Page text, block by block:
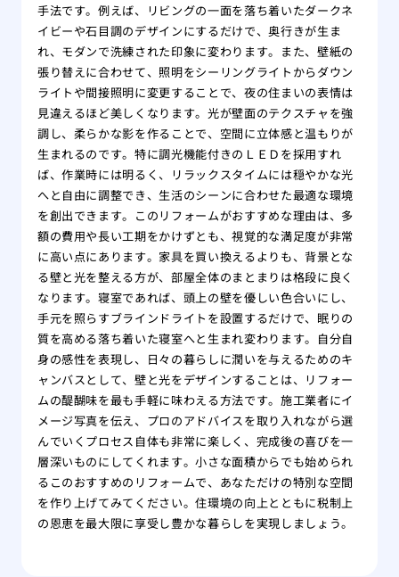
手法です。例えば、リビングの一面を落ち着いたダークネ
イビーや石目調のデザインにするだけで、奥行きが生ま
れ、モダンで洗練された印象に変わります。また、壁紙の
張り替えに合わせて、照明をシーリングライトからダウン
ライトや間接照明に変更することで、夜の住まいの表情は
見違えるほど美しくなります。光が壁面のテクスチャを強
調し、柔らかな影を作ることで、空間に立体感と温もりが
生まれるのです。特に調光機能付きのＬＥＤを採用すれ
ば、作業時には明るく、リラックスタイムには穏やかな光
へと自由に調整でき、生活のシーンに合わせた最適な環境
を創出できます。このリフォームがおすすめな理由は、多
額の費用や長い工期をかけずとも、視覚的な満足度が非常
に高い点にあります。家具を買い換えるよりも、背景とな
る壁と光を整える方が、部屋全体のまとまりは格段に良く
なります。寝室であれば、頭上の壁を優しい色合いにし、
手元を照らすブラインドライトを設置するだけで、眠りの
質を高める落ち着いた寝室へと生まれ変わります。自分自
身の感性を表現し、日々の暮らしに潤いを与えるためのキ
ャンバスとして、壁と光をデザインすることは、リフォー
ムの醍醐味を最も手軽に味わえる方法です。施工業者にイ
メージ写真を伝え、プロのアドバイスを取り入れながら選
んでいくプロセス自体も非常に楽しく、完成後の喜びを一
層深いものにしてくれます。小さな面積からでも始められ
るこのおすすめのリフォームで、あなただけの特別な空間
を作り上げてみてください。住環境の向上とともに税制上
の恩恵を最大限に享受し豊かな暮らしを実現しましょう。